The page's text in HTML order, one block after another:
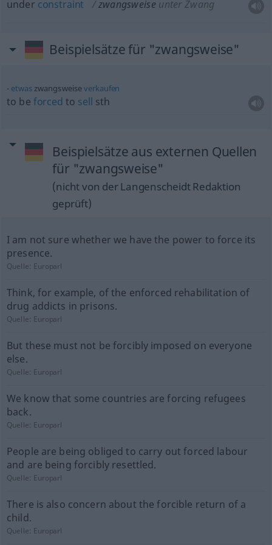
under constraint zwangsweise unter Zwang
Beispielsätze für "zwangsweise"
etwaszwangsweiseverkaufen
to be forced to sell sth
Beispielsätze aus externen Quellen
für "zwangsweise"
(nicht von der Langenscheidt Redaktion
geprüft)
I am not sure whether we have the power to force its
presence.
Quelle: Europarl
Think, for example, of the enforced rehabilitation of
drug addicts in prisons.
Quelle: Europarl
But these must not be forcibly imposed on everyone
else.
Quelle: Europarl
We know that some countries are forcing refugees
back.
Quelle: Europarl
People are being obliged to carry out forced labour
and are being forcibly resettled.
Quelle: Europarl
There is also concern about the forcible return of a
child.
Quelle: Europarl